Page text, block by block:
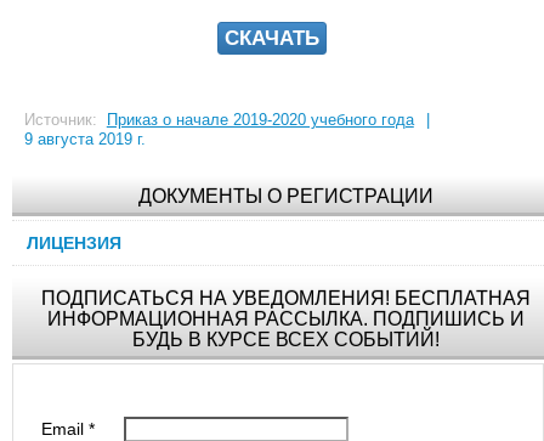
СКАЧАТЬ
Источник: Приказ о начале 2019-2020 учебного года
9 августа 2019 г.
ДОКУМЕНТЫ О РЕГИСТРАЦИИ
ЛИЦЕНЗИЯ
ПОДПИСАТЬСЯ НА УВЕДОМЛЕНИЯ! БЕСПЛАТНАЯ
ИНФОРМАЦИОННАЯ РАССЫЛКА. ПОДПИШИСЬ И
БУДЬ В КУРСЕ ВСЕХ СОБЫТИЙ!
Email*